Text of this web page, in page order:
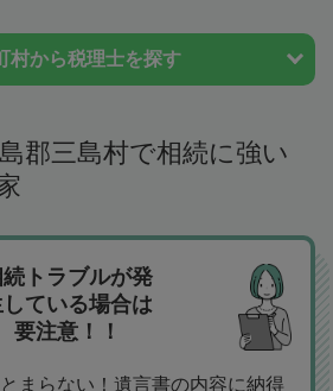
村から税理士を探す
郡三島村で相続に強い
トラブルが発
ている場合は
要注意！！
まらない！遺言書の内容に納得